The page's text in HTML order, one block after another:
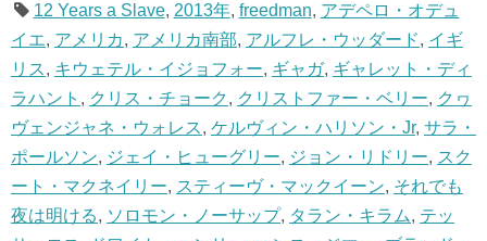
12 Years a Slave, 2013年, freedman, アデペロ・オデュ
イエ, アメリカ, アメリカ南部, アルフレ・ウッダード, イギ
リス, キウェテル・イジョフォー, ギャガ, ギャレット・ディ
ラハント , クリス・チョーク , クリストファー・ベリー, クヮ
ヴェンジャネ・ウォレス, ケルヴィン・ハリソン・Jr, サラ・
ポールソン, ジェイ・ヒューグリー, ジョン・リドリー, スク
ート・マクネイリー, スティーヴ・マックイーン, それでも
夜は明ける, ソロモン・ノーサップ, タラン・キラム, テッ